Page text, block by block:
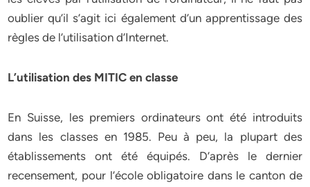
oublier qu’il s’agit ici également d’un apprentissage des
règles de l’utilisation d’Internet.
L’utilisation des MITIC en classe
En Suisse, les premiers ordinateurs ont été introduits
dans les classes en 1985. Peu à peu, la plupart des
établissements ont été équipés. D’après le dernier
recensement, pour l’école obligatoire dans le canton de